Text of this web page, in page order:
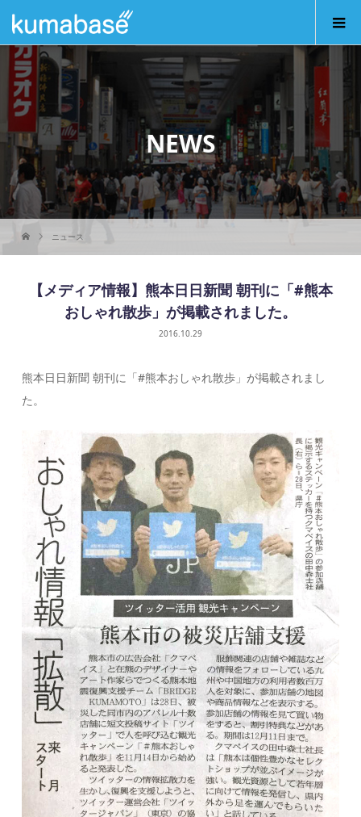
NEWS
ニュース
【メディア情報】熊本日日新聞 朝刊に「#熊本
おしゃれ散歩」が掲載されました。
2016.10.29
熊本日日新聞 朝刊に「#熊本おしゃれ散歩」が掲載されまし
た。